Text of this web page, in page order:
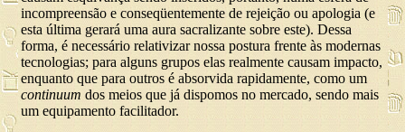
incompreensão e conseqüentemente de rejeição ou apologia (e
esta última gerará uma aura sacralizante sobre este). Dessa
forma, é necessário relativizar nossa postura frente às modernas
tecnologias; para alguns grupos elas realmente causam impacto,
enquanto que para outros é absorvida rapidamente, como um
continuum dos meios que já dispomos no mercado, sendo mais
um equipamento facilitador.